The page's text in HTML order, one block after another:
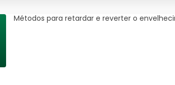
Métodos para retardar e reverter o